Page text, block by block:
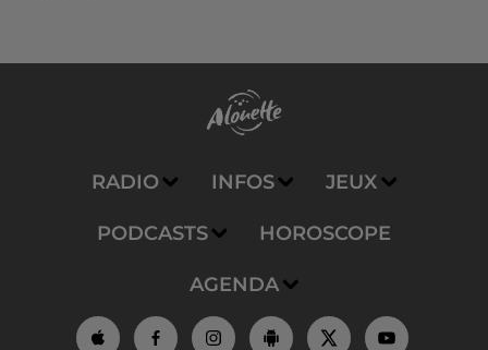
RADIO INFOS JEUX
PODCASTS HOROSCOPE
AGENDA